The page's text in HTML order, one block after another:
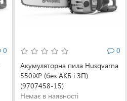
0
0
Акумуляторна пила Husqvarna
550iXP (без АКБ і ЗП)
(9707458-15)
Немає в наявності